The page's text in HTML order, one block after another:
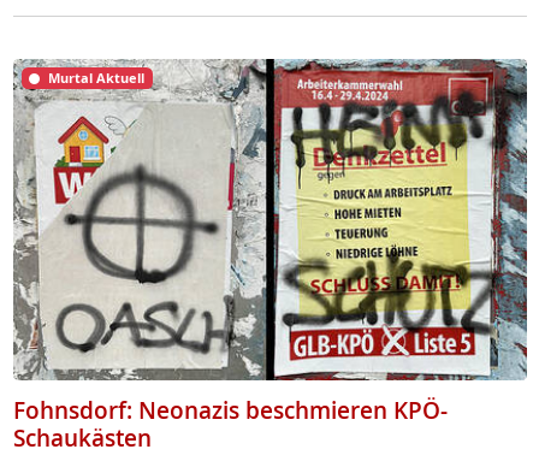
Murtal Aktuell
Fohnsdorf: Neonazis beschmieren KPÖ-
Schaukästen